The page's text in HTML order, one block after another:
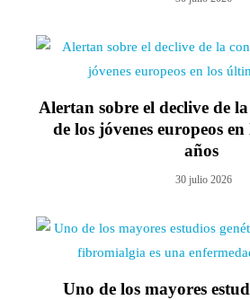
Alertan sobre el declive de
de los jóvenes europeos
años
30 julio 2026
Uno de los mayores